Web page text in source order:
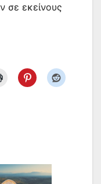
σε εκείνους